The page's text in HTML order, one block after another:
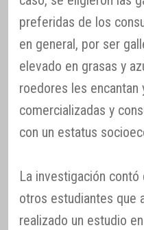
preferidas de los
en general, por ser
elevado en grasas y
roedores les encantan
comercializadas y
con un estatus
La investigación
otros estudiantes que
realizado un estudio